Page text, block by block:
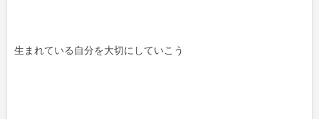
生まれている自分を大切にしていこう